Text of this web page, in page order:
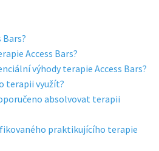
Bars?
Access Bars?
výhody terapie Access Bars?
terapii využít?
absolvovat terapii
praktikujícího terapie